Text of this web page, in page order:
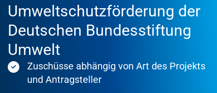
Umweltschutzförderung der
Deutschen Bundesstiftung
Umwelt
Zuschüsse abhängig von Art des Projekts
und Antragsteller